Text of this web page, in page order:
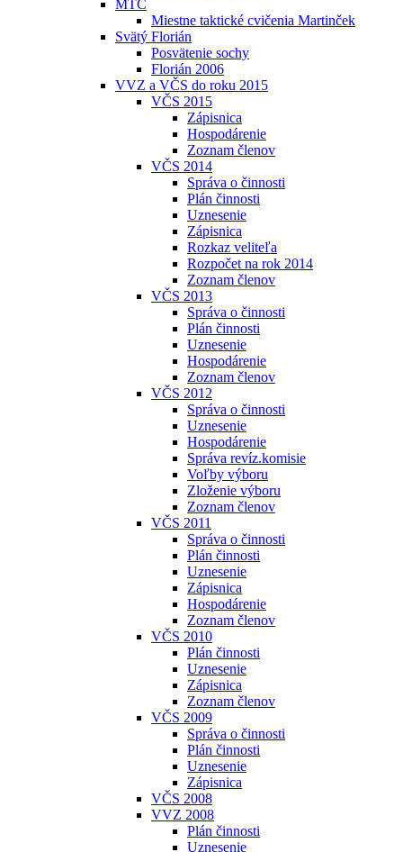
MTC
Miestne taktické cvičenia Martinček
Svätý Florián
Posvätenie sochy
Florián 2006
VVZ a VČS do roku 2015
VČS 2015
Zápisnica
Hospodárenie
Zoznam členov
VČS 2014
Správa o činnosti
Plán činnosti
Uznesenie
Zápisnica
Rozkaz veliteľa
Rozpočet na rok 2014
Zoznam členov
VČS 2013
Správa o činnosti
Plán činnosti
Uznesenie
Hospodárenie
Zoznam členov
VČS 2012
Správa o činnosti
Uznesenie
Hospodárenie
Správa revíz.komisie
Voľby výboru
Zloženie výboru
Zoznam členov
VČS 2011
Správa o činnosti
Plán činnosti
Uznesenie
Zápisnica
Hospodárenie
Zoznam členov
VČS 2010
Plán činnosti
Uznesenie
Zápisnica
Zoznam členov
VČS 2009
Správa o činnosti
Plán činnosti
Uznesenie
Zápisnica
VČS 2008
VVZ 2008
Plán činnosti
Uznesenie